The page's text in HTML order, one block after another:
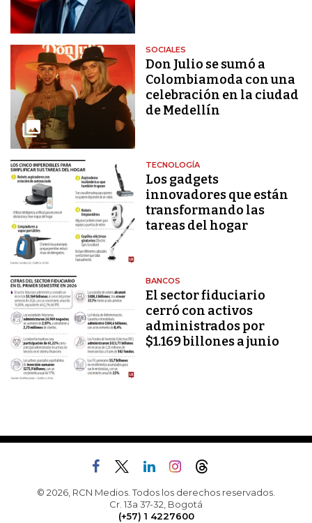
SOCIALES
Don Julio se sumó a
Colombiamoda con una
celebración en la ciudad
de Medellín
TECNOLOGÍA
Los gadgets
innovadores que están
transformando las
tareas del hogar
BANCOS
El sector fiduciario
cerró con activos
administrados por
$1.169 billones a junio
© 2026, RCN Medios. Todos los derechos reservados.
Cr. 13a 37-32, Bogotá
(+57) 1 4227600